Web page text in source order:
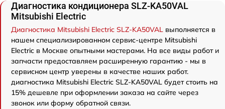
Диагностика кондиционера SLZ-KA50VAL
Mitsubishi Electric
Диагностика Mitsubishi Electric SLZ-KA50VAL выполняется в
нашем специализированном сервис-центре Mitsubishi
Electric в Москве опытными мастерами. На все виды работ и
запчасти предоставляем расширенную гарантию - мы в
сервисном центр уверены в качестве наших работ.
диагностика Mitsubishi Electric SLZ-KA50VAL будет стоить на
15% дешевле при оформлении заказа на сайте через
звонок или форму обратной связи.